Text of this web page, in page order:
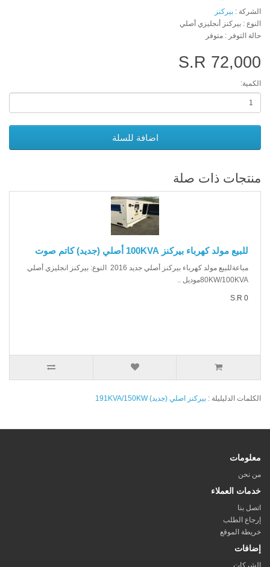
الشركة : بيركنز
النوع : بيركنز أنجليزي أصلي
حالة التوفر : متوفر
S.R 72,000
الكمية:
اضافة للسلة
منتجات ذات صلة
للبيع مولد كهرباء بيركنز 100KVA أصلي (جديد) كاتم صوت
مباعةللبيع مولد كهرباء بيركنز أصلي جديد 2016 النوع: بيركنز انجليزي أصلي
80KW/100KVAموديل ..
S.R 0
الكلمات الدليليلة : بيركنز اصلي (جديد) 191KVA/150KW
معلومات
من نحن
خدمات العملاء
اتصل بنا
إرجاع الطلب
خريطة الموقع
إضافات
الشركات